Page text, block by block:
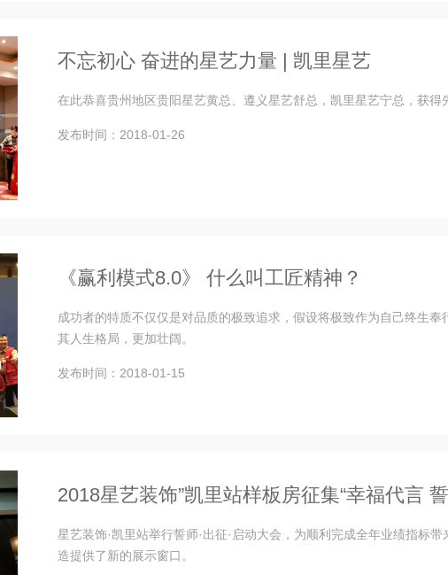
不忘初心 奋进的星艺力量 | 凯里星艺
在此恭喜贵州地区贵阳星艺黄总、遵义星艺舒总，凯里星艺宁总，获得
发布时间：2018-01-26
《赢利模式8.0》 什么叫工匠精神？
成功者的特质不仅仅是对品质的极致追求，假设将极致作为自己终生
其人生格局，更加壮阔。
发布时间：2018-01-15
2018星艺装饰”凯里站样板房征集“幸福代言
星艺装饰·凯里站举行誓师·出征·启动大会，为顺利完成全年业绩指标
造提供了新的展示窗口。